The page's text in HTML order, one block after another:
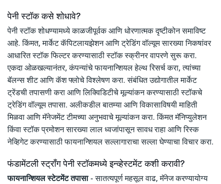
पेनी स्टॉक कसे शोधावे?
पेनी स्टॉक शोधण्यामध्ये काळजीपूर्वक आणि धोरणात्मक दृष्टीकोन समाविष्ट
आहे. किंमत, मार्केट कॅपिटलायझेशन आणि ट्रेडिंग वॉल्यूम सारख्या निकषांवर
आधारित स्टॉक फिल्टर करण्यासाठी स्टॉक स्क्रीनर वापरणे सुरू करा.
एकदा ओळखल्यानंतर, कंपन्यांचे फायनान्शियल हेल्थ रिसर्च करा, त्यांच्या
बॅलन्स शीट आणि कॅश फ्लोचे विश्लेषण करा. संबंधित उद्योगातील मार्केट
ट्रेंडची तपासणी करा आणि लिक्विडिटीचे मूल्यांकन करण्यासाठी स्टॉकचे
ट्रेडिंग वॉल्यूम तपासा. अलीकडील बातम्या आणि विकासाविषयी माहिती
मिळवा आणि मॅनेजमेंट टीमच्या अनुभवाचे मूल्यांकन करा. किंमत मॅनिप्युलेशन
किंवा स्टॉक प्रमोशन सारख्या लाल ध्वजांपासून सावध राहा आणि रिस्क
नेव्हिगेट करण्यासाठी फायनान्शियल सल्लागाराचा सल्ला घेण्याचा विचार करा.
फंडामेंटली स्ट्रॉंग पेनी स्टॉकमध्ये इन्व्हेस्टमेंट कशी करावी?
फायनान्शियल स्टेटमेंट तपासा- सातत्यपूर्ण महसूल वाढ, मॅनेज करण्यायोग्य